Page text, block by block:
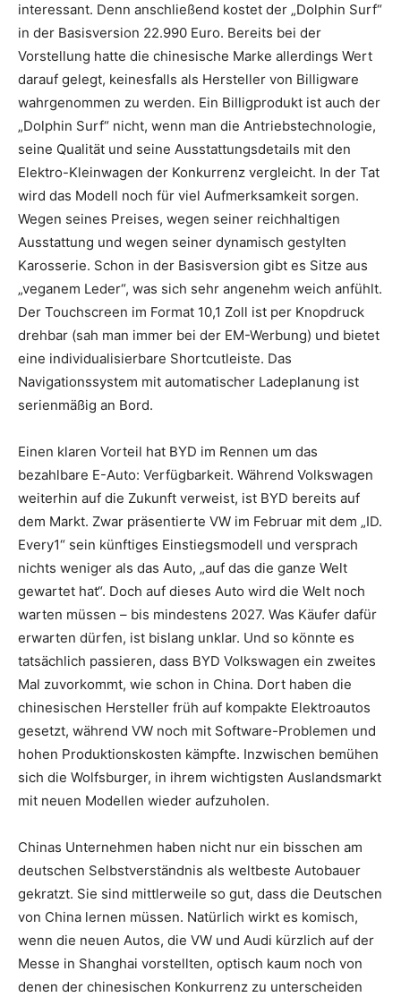
interessant. Denn anschließend kostet der „Dolphin Surf“
in der Basisversion 22.990 Euro. Bereits bei der
Vorstellung hatte die chinesische Marke allerdings Wert
darauf gelegt, keinesfalls als Hersteller von Billigware
wahrgenommen zu werden. Ein Billigprodukt ist auch der
„Dolphin Surf“ nicht, wenn man die Antriebstechnologie,
seine Qualität und seine Ausstattungsdetails mit den
Elektro-Kleinwagen der Konkurrenz vergleicht. In der Tat
wird das Modell noch für viel Aufmerksamkeit sorgen.
Wegen seines Preises, wegen seiner reichhaltigen
Ausstattung und wegen seiner dynamisch gestylten
Karosserie. Schon in der Basisversion gibt es Sitze aus
„veganem Leder“, was sich sehr angenehm weich anfühlt.
Der Touchscreen im Format 10,1 Zoll ist per Knopdruck
drehbar (sah man immer bei der EM-Werbung) und bietet
eine individualisierbare Shortcutleiste. Das
Navigationssystem mit automatischer Ladeplanung ist
serienmäßig an Bord.
Einen klaren Vorteil hat BYD im Rennen um das
bezahlbare E-Auto: Verfügbarkeit. Während Volkswagen
weiterhin auf die Zukunft verweist, ist BYD bereits auf
dem Markt. Zwar präsentierte VW im Februar mit dem „ID.
Every1“ sein künftiges Einstiegsmodell und versprach
nichts weniger als das Auto, „auf das die ganze Welt
gewartet hat“. Doch auf dieses Auto wird die Welt noch
warten müssen – bis mindestens 2027. Was Käufer dafür
erwarten dürfen, ist bislang unklar. Und so könnte es
tatsächlich passieren, dass BYD Volkswagen ein zweites
Mal zuvorkommt, wie schon in China. Dort haben die
chinesischen Hersteller früh auf kompakte Elektroautos
gesetzt, während VW noch mit Software-Problemen und
hohen Produktionskosten kämpfte. Inzwischen bemühen
sich die Wolfsburger, in ihrem wichtigsten Auslandsmarkt
mit neuen Modellen wieder aufzuholen.
Chinas Unternehmen haben nicht nur ein bisschen am
deutschen Selbstverständnis als weltbeste Autobauer
gekratzt. Sie sind mittlerweile so gut, dass die Deutschen
von China lernen müssen. Natürlich wirkt es komisch,
wenn die neuen Autos, die VW und Audi kürzlich auf der
Messe in Shanghai vorstellten, optisch kaum noch von
denen der chinesischen Konkurrenz zu unterscheiden